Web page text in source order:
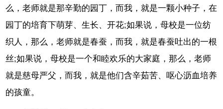
么，老师就是那辛勤的园丁，而我，就是一颗小种子，在
园丁的培育下萌芽、生长、开花;如果说，母校是一位纺
织人，那么，老师就是春蚕，而我，就是春蚕吐出的一根
丝;如果说，母校是一个和睦欢乐的大家庭，那么，老师
就是慈母严父，而我，就是他们含辛茹苦、呕心沥血培养
的孩童。